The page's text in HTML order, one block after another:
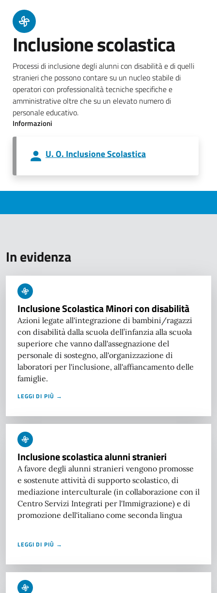
Inclusione scolastica
Processi di inclusione degli alunni con disabilità e di quelli
stranieri che possono contare su un nucleo stabile di
operatori con professionalità tecniche specifiche e
amministrative oltre che su un elevato numero di
personale educativo.
Informazioni
U. O. Inclusione Scolastica
In evidenza
Inclusione Scolastica Minori con disabilità
Azioni legate all'integrazione di bambini/ragazzi
con disabilità dalla scuola dell’infanzia alla scuola
superiore che vanno dall'assegnazione del
personale di sostegno, all'organizzazione di
laboratori per l'inclusione, all'affiancamento delle
famiglie.
LEGGI DI PIÙ →
Inclusione scolastica alunni stranieri
A favore degli alunni stranieri vengono promosse
e sostenute attività di supporto scolastico, di
mediazione interculturale (in collaborazione con il
Centro Servizi Integrati per l'Immigrazione) e di
promozione dell'italiano come seconda lingua
LEGGI DI PIÙ →